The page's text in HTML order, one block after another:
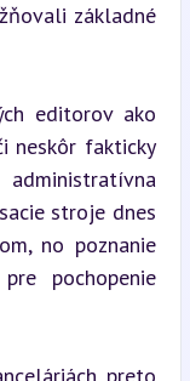
základné
editorov ako
neskôr fakticky
stroje dnes
no poznanie
pochopenie